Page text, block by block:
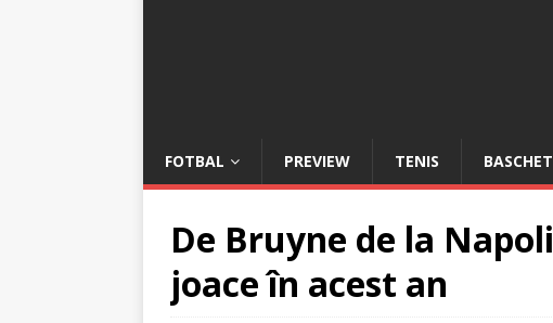
FOTBAL PREVIEW TENIS BASCHET
De Bruyne de la
joace în acest an